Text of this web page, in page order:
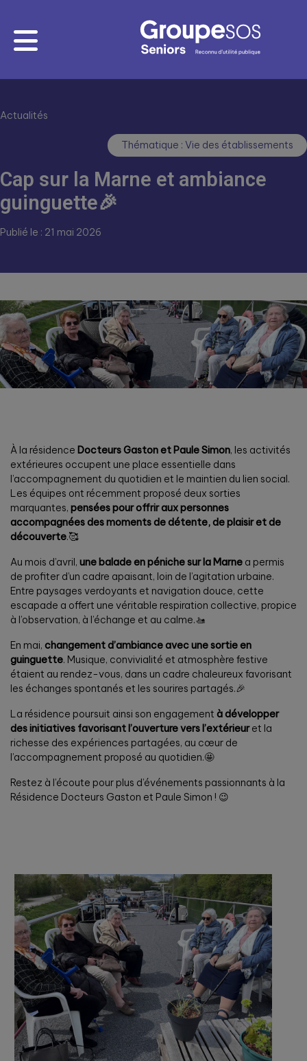
Actualités
Thématique : Vie des établissements
Cap sur la Marne et ambiance
guinguette🎉
Publié le : 21 mai 2026
À la résidence Docteurs Gaston et Paule Simon, les activités
extérieures occupent une place essentielle dans
l’accompagnement du quotidien et le maintien du lien social.
Les équipes ont récemment proposé deux sorties
marquantes, pensées pour offrir aux personnes
accompagnées des moments de détente, de plaisir et de
découverte.🥰
Au mois d’avril, une balade en péniche sur la Marne a permis
de profiter d’un cadre apaisant, loin de l’agitation urbaine.
Entre paysages verdoyants et navigation douce, cette
escapade a offert une véritable respiration collective, propice
à l’observation, à l’échange et au calme.🚤
En mai, changement d’ambiance avec une sortie en
guinguette. Musique, convivialité et atmosphère festive
étaient au rendez-vous, dans un cadre chaleureux favorisant
les échanges spontanés et les sourires partagés.🎉
La résidence poursuit ainsi son engagement à développer
des initiatives favorisant l’ouverture vers l’extérieuret la
richesse des expériences partagées, au cœur de
l’accompagnement proposé au quotidien.🤩
Restez à l’écoute pour plus d’événements passionnants à la
Résidence Docteurs Gaston et Paule Simon ! 😉